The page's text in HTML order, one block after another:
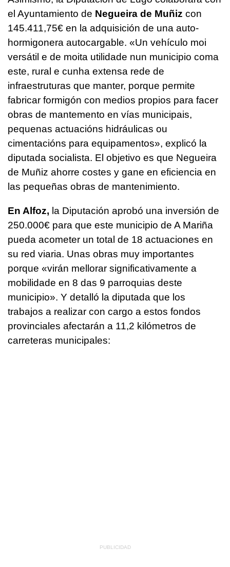
el Ayuntamiento de Negueira de Muñiz con
145.411,75€ en la adquisición de una auto-
hormigonera autocargable. «Un vehículo moi
versátil e de moita utilidade nun municipio coma
este, rural e cunha extensa rede de
infraestruturas que manter, porque permite
fabricar formigón con medios propios para facer
obras de mantemento en vías municipais,
pequenas actuacións hidráulicas ou
cimentacións para equipamentos», explicó la
diputada socialista. El objetivo es que Negueira
de Muñiz ahorre costes y gane en eficiencia en
las pequeñas obras de mantenimiento.
En Alfoz, la Diputación aprobó una inversión de
250.000€ para que este municipio de A Mariña
pueda acometer un total de 18 actuaciones en
su red viaria. Unas obras muy importantes
porque «virán mellorar significativamente a
mobilidade en 8 das 9 parroquias deste
municipio». Y detalló la diputada que los
trabajos a realizar con cargo a estos fondos
provinciales afectarán a 11,2 kilómetros de
carreteras municipales: